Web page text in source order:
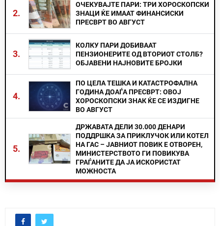
2.
ОЧЕКУВАЈТЕ ПАРИ: ТРИ ХОРОСКОПСКИ
ЗНАЦИ ЌЕ ИМААТ ФИНАНСИСКИ
ПРЕСВРТ ВО АВГУСТ
3.
КОЛКУ ПАРИ ДОБИВААТ
ПЕНЗИОНЕРИТЕ ОД ВТОРИОТ СТОЛБ?
ОБЈАВЕНИ НАЈНОВИТЕ БРОЈКИ
4.
ПО ЦЕЛА ТЕШКА И КАТАСТРОФАЛНА
ГОДИНА ДОАЃА ПРЕСВРТ: ОВОЈ
ХОРОСКОПСКИ ЗНАК ЌЕ СЕ ИЗДИГНЕ
ВО АВГУСТ
5.
ДРЖАВАТА ДЕЛИ 30.000 ДЕНАРИ
ПОДДРШКА ЗА ПРИКЛУЧОК ИЛИ КОТЕЛ
НА ГАС – ЈАВНИОТ ПОВИК Е ОТВОРЕН,
МИНИСТЕРСТВОТО ГИ ПОВИКУВА
ГРАЃАНИТЕ ДА ЈА ИСКОРИСТАТ
МОЖНОСТА